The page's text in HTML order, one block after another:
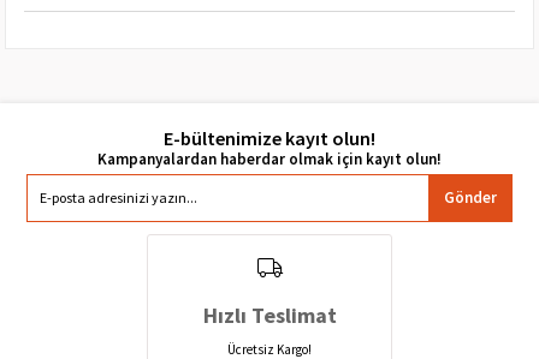
E-bültenimize kayıt olun!
Gönder
Hızlı Teslimat
Ücretsiz Kargo!